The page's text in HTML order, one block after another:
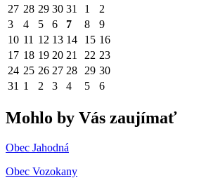
27 28 29 30 31 1
2
3
4 5 6 7 8
9
10 11 12 13 14 15 16
17 18 19 20 21 22 23
24 25 26 27 28 29 30
31 1 2 3 4 5 6
Mohlo by Vás zaujímať
Obec Jahodná
Obec Vozokany